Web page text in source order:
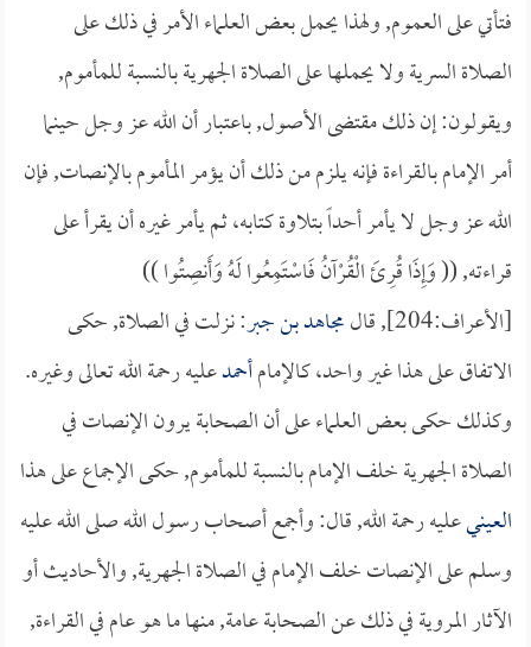
فتأتي على العموم, ولهذا يحمل بعض العلماء الأمر في ذلك على
الصلاة السرية ولا يحملها على الصلاة الجهرية بالنسبة للمأموم,
ويقولون: إن ذلك مقتضى الأصول, باعتبار أن الله عز وجل حينما
أمر الإمام بالقراءة فإنه يلزم من ذلك أن يؤمر المأموم بالإنصات, فإن
الله عز وجل لا يأمر أحداً بتلاوة كتابه، ثم يأمر غيره أن يقرأ على
قراءته, (( وَإِذَا قُرِئَ الْقُرْآنُ فَاسْتَمِعُوا لَهُ وَأَنصِتُوا ))
[الأعراف:204], قال
مجاهد بن جبر: نزلت في الصلاة, حكى
الاتفاق على هذا غير واحد، كالإمامأحمدعليه رحمة الله تعالى وغيره.
وكذلك حكى بعض العلماء على أن الصحابة يرون الإنصات في
الصلاة الجهرية خلف الإمام بالنسبة للمأموم, حكى الإجماع على هذا
العينيعليه رحمة الله, قال: وأجمع أصحاب رسول الله صلى الله عليه
وسلم على الإنصات خلف الإمام في الصلاة الجهرية, والأحاديث أو
الآثار المروية في ذلك عن الصحابة عامة, منها ما هو عام في القراءة,